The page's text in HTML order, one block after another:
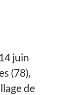
juin
(78),
de